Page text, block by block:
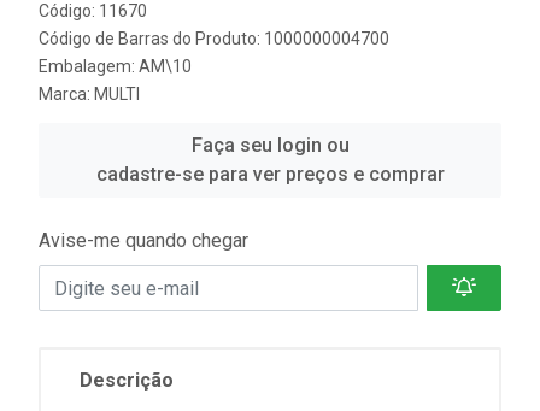
Código: 11670
Código de Barras do Produto: 1000000004700
Embalagem: AM\10
Marca: MULTI
Faça seu login ou
cadastre-se para ver preços e comprar
Avise-me quando chegar
Descrição